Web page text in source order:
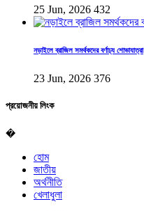
25 Jun, 2026 432
নড়াইলে ব্রাজিল সমর্থকদের বর্ণাঢ্য শোভাযাত্রা
23 Jun, 2026 376
প্রয়োজনীয় লিংক
�
হোম
জাতীয়
অর্থনীতি
খেলাধুলা